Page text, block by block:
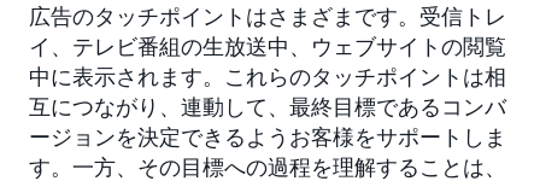
広告のタッチポイントはさまざまです。受信トレ
イ、テレビ番組の生放送中、ウェブサイトの閲覧
中に表示されます。これらのタッチポイントは相
互につながり、連動して、最終目標であるコンバ
ージョンを決定できるようお客様をサポートしま
す。一方、その目標への過程を理解することは、